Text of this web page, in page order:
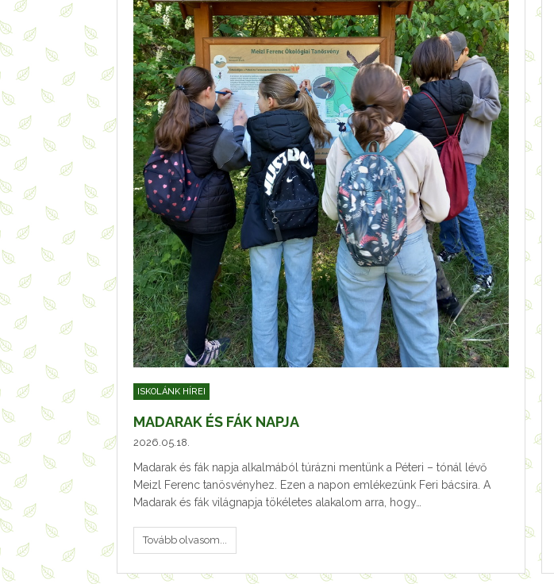
ISKOLÁNK HÍREI
MADARAK ÉS FÁK NAPJA
2026.05.18.
Madarak és fák napja alkalmából túrázni mentünk a Péteri – tónál lévő
Meizl Ferenc tanösvényhez. Ezen a napon emlékezünk Feri bácsira. A
Madarak és fák világnapja tökéletes alakalom arra, hogy…
Tovább olvasom...